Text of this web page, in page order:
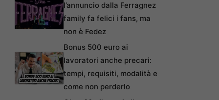
l’annuncio dalla Ferragnez
family fa felici i fans, ma
non è Fedez
Bonus 500 euro ai
lavoratori anche precari:
tempi, requisiti, modalità e
come non perderlo